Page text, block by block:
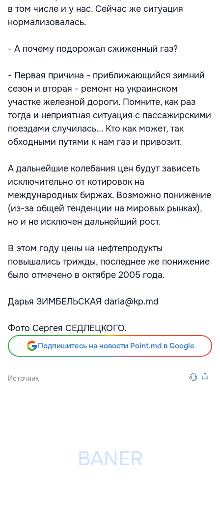
в том числе и у нас. Сейчас же ситуация
нормализовалась.
- А почему подорожал сжиженный газ?
- Первая причина - приближающийся зимний
сезон и вторая - ремонт на украинском
участке железной дороги. Помните, как раз
тогда и неприятная ситуация с пассажирскими
поездами случилась... Кто как может, так
обходными путями к нам газ и привозит.
А дальнейшие колебания цен будут зависеть
исключительно от котировок на
международных биржах. Возможно понижение
(из-за общей тенденции на мировых рынках),
но и не исключен дальнейший рост.
В этом году цены на нефтепродукты
повышались трижды, последнее же понижение
было отмечено в октябре 2005 года.
Дарья ЗИМБЕЛЬСКАЯ daria@kp.md
Фото Сергея СЕДЛЕЦКОГО.
Подпишитесь на новости Point.md в Google
Источник